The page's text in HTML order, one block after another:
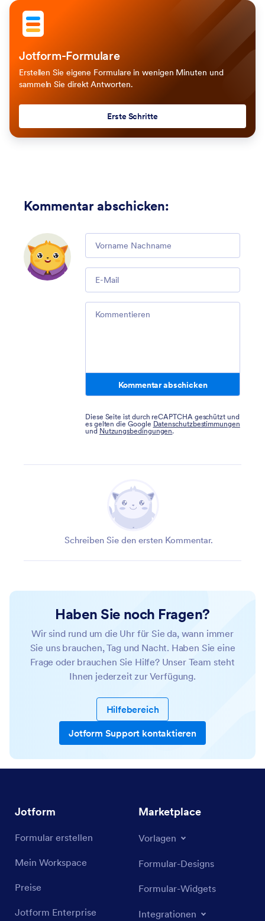
Jotform-Formulare
Erstellen Sie eigene Formulare in wenigen Minuten und
sammeln Sie direkt Antworten.
Erste Schritte
Kommentar abschicken:
Kommentar abschicken
Diese Seite ist durch reCAPTCHA geschützt und
es gelten die Google Datenschutzbestimmungen
und Nutzungsbedingungen.
Schreiben Sie den ersten Kommentar.
Haben Sie noch Fragen?
Wir sind rund um die Uhr für Sie da, wann immer
Sie uns brauchen, Tag und Nacht. Haben Sie eine
Frage oder brauchen Sie Hilfe? Unser Team steht
Ihnen jederzeit zur Verfügung.
Hilfebereich
Jotform Support kontaktieren
Jotform
Formular erstellen
Mein Workspace
Preise
Jotform Enterprise
Marketplace
Vorlagen
Formular-Designs
Formular-Widgets
Integrationen